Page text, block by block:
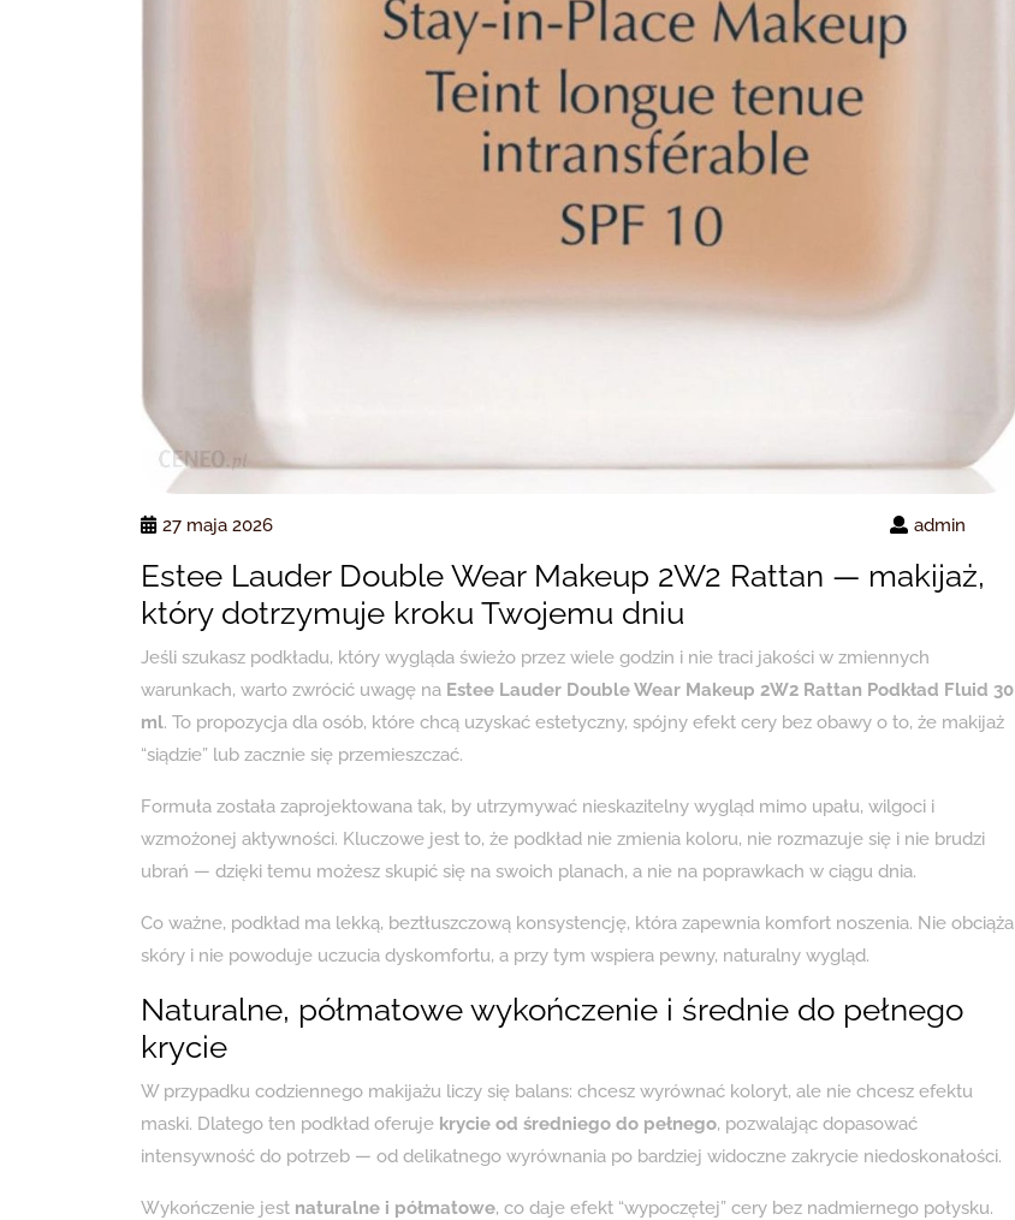
27 maja 2026 admin
Estee Lauder Double Wear Makeup 2W2 Rattan — makijaż,
który dotrzymuje kroku Twojemu dniu
Jeśli szukasz podkładu, który wygląda świeżo przez wiele godzin i nie traci jakości w zmiennych
warunkach, warto zwrócić uwagę na Estee Lauder Double Wear Makeup 2W2 Rattan Podkład Fluid 30
ml. To propozycja dla osób, które chcą uzyskać estetyczny, spójny efekt cery bez obawy o to, że makijaż
“siądzie” lub zacznie się przemieszczać.
Formuła została zaprojektowana tak, by utrzymywać nieskazitelny wygląd mimo upału, wilgoci i
wzmożonej aktywności. Kluczowe jest to, że podkład nie zmienia koloru, nie rozmazuje się i nie brudzi
ubrań — dzięki temu możesz skupić się na swoich planach, a nie na poprawkach w ciągu dnia.
Co ważne, podkład ma lekką, beztłuszczową konsystencję, która zapewnia komfort noszenia. Nie obciąża
skóry i nie powoduje uczucia dyskomfortu, a przy tym wspiera pewny, naturalny wygląd.
Naturalne, półmatowe wykończenie i średnie do pełnego
krycie
W przypadku codziennego makijażu liczy się balans: chcesz wyrównać koloryt, ale nie chcesz efektu
maski. Dlatego ten podkład oferuje krycie od średniego do pełnego, pozwalając dopasować
intensywność do potrzeb — od delikatnego wyrównania po bardziej widoczne zakrycie niedoskonałości.
Wykończenie jest naturalne i półmatowe, co daje efekt “wypoczętej” cery bez nadmiernego połysku.